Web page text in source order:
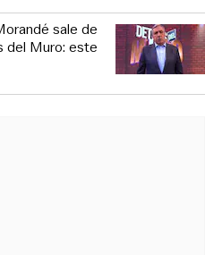
sale de
del Muro: este